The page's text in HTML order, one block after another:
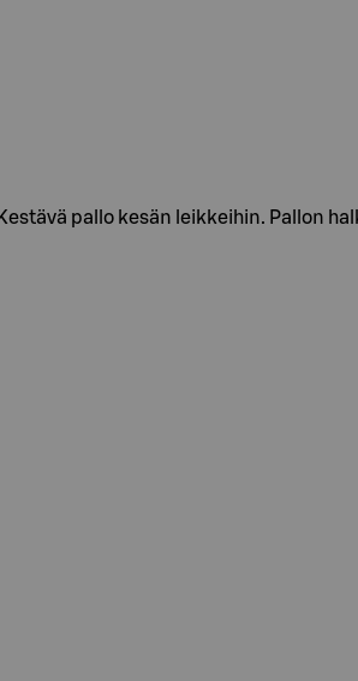
pallo kesän leikkeihin. Pallon